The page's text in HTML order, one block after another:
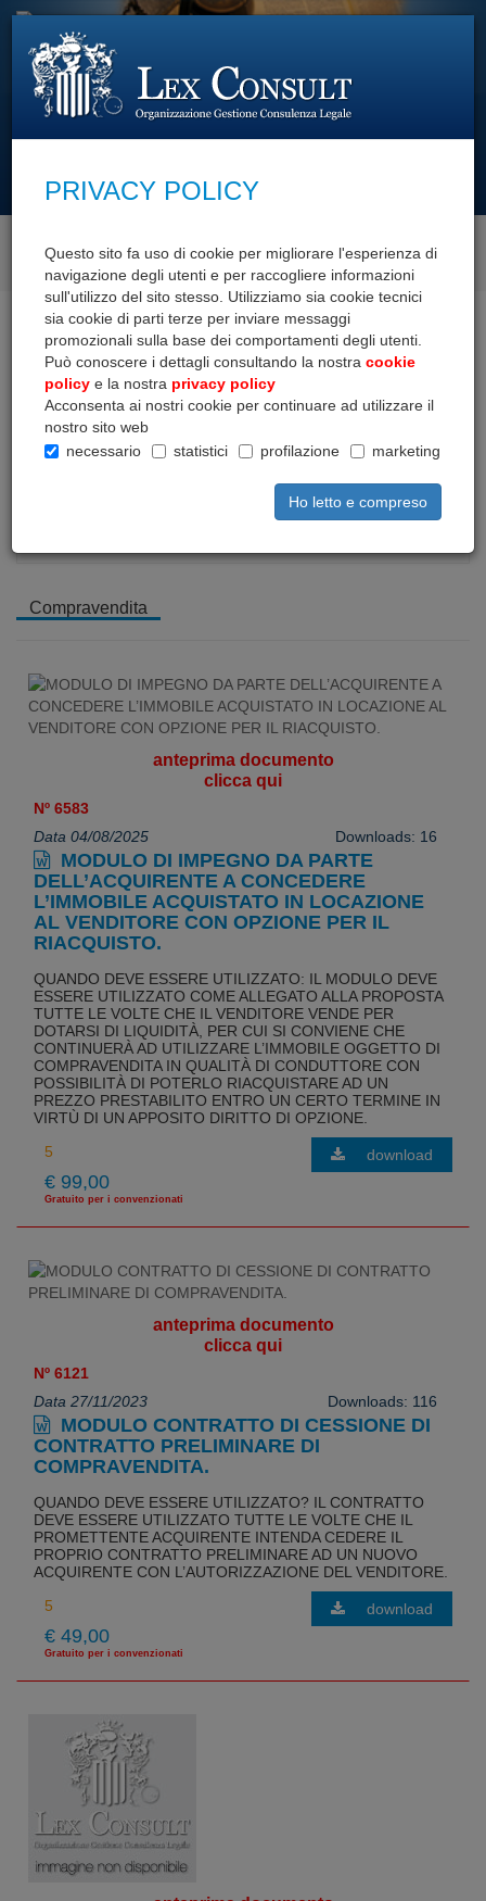
SCOPRI I NOSTRI SERVIZI
Home Documenti Compravendita Contratti vari
COMPRAVENDITA
Allegati alla proposta
Atti e clausole varie
Compravendita
anteprima documento
clicca qui
Nº 6583
Data 04/08/2025
Downloads: 16
MODULO DI IMPEGNO DA PARTE
DELL’ACQUIRENTE A CONCEDERE
L’IMMOBILE ACQUISTATO IN LOCAZIONE
AL VENDITORE CON OPZIONE PER IL
RIACQUISTO.
QUANDO DEVE ESSERE UTILIZZATO: IL MODULO DEVE
ESSERE UTILIZZATO COME ALLEGATO ALLA PROPOSTA
TUTTE LE VOLTE CHE IL VENDITORE VENDE PER
DOTARSI DI LIQUIDITÀ, PER CUI SI CONVIENE CHE
CONTINUERÀ AD UTILIZZARE L’IMMOBILE OGGETTO DI
COMPRAVENDITA IN QUALITÀ DI CONDUTTORE CON
POSSIBILITÀ DI POTERLO RIACQUISTARE AD UN
PREZZO PRESTABILITO ENTRO UN CERTO TERMINE IN
VIRTÙ DI UN APPOSITO DIRITTO DI OPZIONE.
€ 99,00
Gratuito per i convenzionati
download
anteprima documento
clicca qui
Nº 6121
Data 27/11/2023
Downloads: 116
MODULO CONTRATTO DI CESSIONE DI
CONTRATTO PRELIMINARE DI
COMPRAVENDITA.
QUANDO DEVE ESSERE UTILIZZATO? IL CONTRATTO
DEVE ESSERE UTILIZZATO TUTTE LE VOLTE CHE IL
PROMETTENTE ACQUIRENTE INTENDA CEDERE IL
PROPRIO CONTRATTO PRELIMINARE AD UN NUOVO
ACQUIRENTE CON L’AUTORIZZAZIONE DEL VENDITORE.
€ 49,00
Gratuito per i convenzionati
download
PRIVACY POLICY
Questo sito fa uso di cookie per migliorare l'esperienza di
navigazione degli utenti e per raccogliere informazioni
sull'utilizzo del sito stesso. Utilizziamo sia cookie tecnici
sia cookie di parti terze per inviare messaggi
promozionali sulla base dei comportamenti degli utenti.
Può conoscere i dettagli consultando la nostra cookie
policy e la nostra privacy policy
Acconsenta ai nostri cookie per continuare ad utilizzare il
nostro sito web
necessario
statistici profilazione marketing
Ho letto e compreso